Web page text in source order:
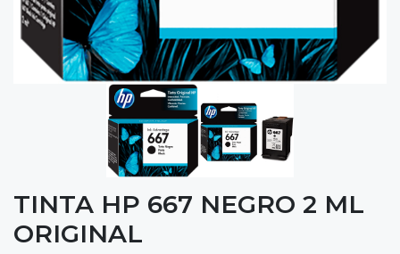
TINTA HP 667 NEGRO 2 ML
ORIGINAL